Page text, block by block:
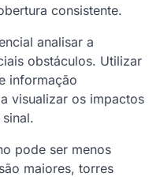
consistente.
analisar a
obstáculos. Utilizar
informação
visualizar os impactos
pode ser menos
maiores, torres